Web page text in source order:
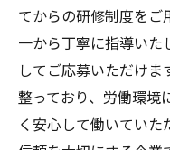
てからの研修制度をご
一から丁寧に指導いた
してご応募いただけま
整っており、労働環境
く安心して働いてい